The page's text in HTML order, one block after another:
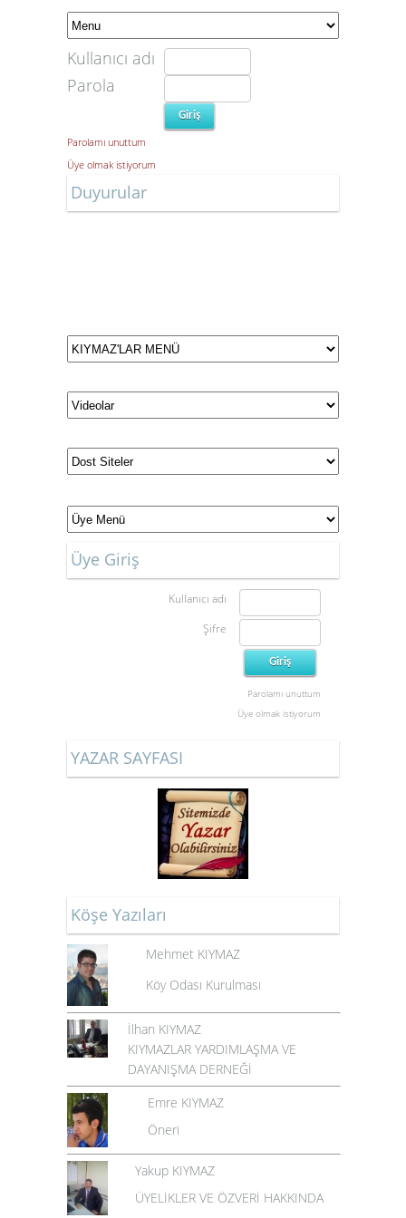
Kullanıcı adı
Parola
Parolamı unuttum
Üye olmak istiyorum
Duyurular
Üye Giriş
Kullanıcı adı
Şifre
Parolamı unuttum
Üye olmak istiyorum
YAZAR SAYFASI
Köşe Yazıları
Mehmet KIYMAZ
Köy Odası Kurulması
İlhan KIYMAZ
KIYMAZLAR YARDIMLAŞMA VE
DAYANIŞMA DERNEĞİ
Emre KIYMAZ
Öneri
Yakup KIYMAZ
ÜYELİKLER VE ÖZVERİ HAKKINDA